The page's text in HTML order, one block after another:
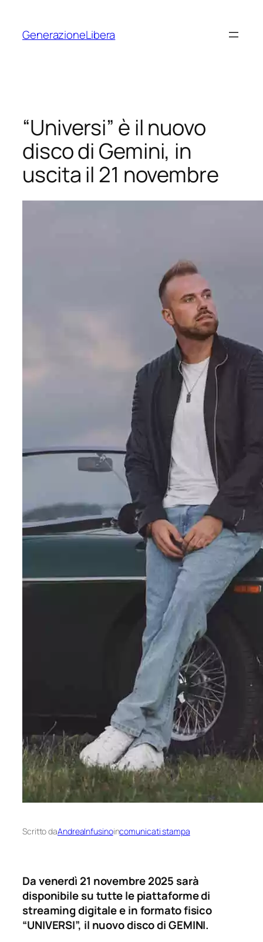
contenuto
GenerazioneLibera
“Universi” è il nuovo
disco di Gemini, in
uscita il 21 novembre
Scritto daAndreaInfusinoincomunicati stampa
Da venerdì 21 novembre 2025 sarà
disponibile su tutte le piattaforme di
streaming digitale e in formato fisico
“UNIVERSI”, il nuovo disco di GEMINI.